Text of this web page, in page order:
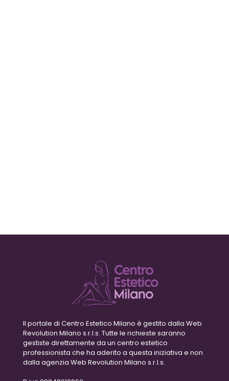
Il portale di Centro Estetico Milano è gestito dalla Web
Revolution Milano s.r.l.s. Tutte le richieste saranno
gestiste direttamente da un centro estetico
professionista che ha aderito a questa iniziativa e non
dalla agenzia Web Revolution Milano s.r.l.s.